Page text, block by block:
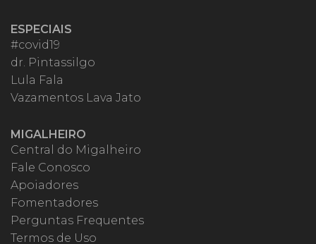
ESPECIAIS
#covid19
dr. Pintassilgo
Lula Fala
Vazamentos Lava Jato
MIGALHEIRO
Central do Migalheiro
Fale Conosco
Apoiadores
Fomentadores
Perguntas Frequentes
Termos de Uso